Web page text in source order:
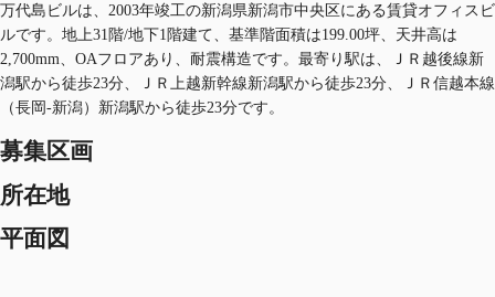
万代島ビルは、2003年竣工の新潟県新潟市中央区にある賃貸オフィスビ
ルです。地上31階/地下1階建て、基準階面積は199.00坪、天井高は
2,700mm、OAフロアあり、耐震構造です。最寄り駅は、ＪＲ越後線新
潟駅から徒歩23分、ＪＲ上越新幹線新潟駅から徒歩23分、ＪＲ信越本線
（長岡-新潟）新潟駅から徒歩23分です。
募集区画
所在地
平面図